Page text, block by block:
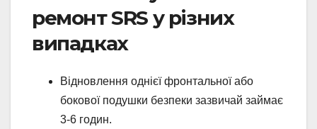
ремонт SRS у різних
випадках
Відновлення однієї фронтальної або
бокової подушки безпеки зазвичай займає
3-6 годин.